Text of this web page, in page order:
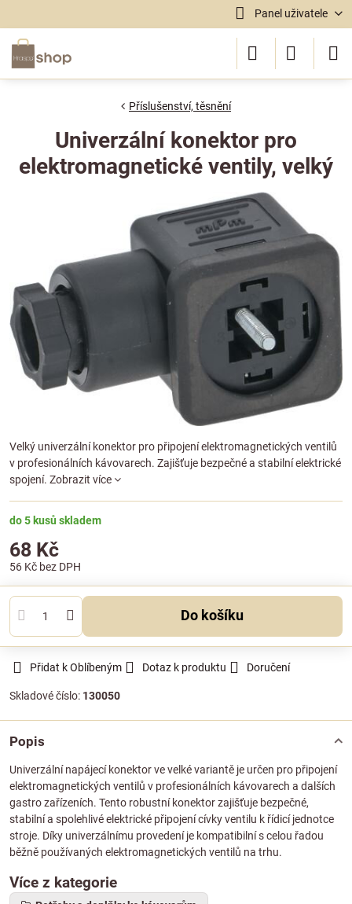
Panel uživatele
Příslušenství, těsnění
Univerzální konektor pro
elektromagnetické ventily, velký
Velký univerzální konektor pro připojení elektromagnetických ventilů
v profesionálních kávovarech. Zajišťuje bezpečné a stabilní elektrické
spojení. Zobrazit více
do 5 kusů skladem
68 Kč
56 Kč bez DPH
Do košíku
Přidat k Oblíbeným Dotaz k produktu Doručení
Skladové číslo: 130050
Popis
Univerzální napájecí konektor ve velké variantě je určen pro připojení
elektromagnetických ventilů v profesionálních kávovarech a dalších
gastro zařízeních. Tento robustní konektor zajišťuje bezpečné,
stabilní a spolehlivé elektrické připojení cívky ventilu k řídicí jednotce
stroje. Díky univerzálnímu provedení je kompatibilní s celou řadou
běžně používaných elektromagnetických ventilů na trhu.
Více z kategorie